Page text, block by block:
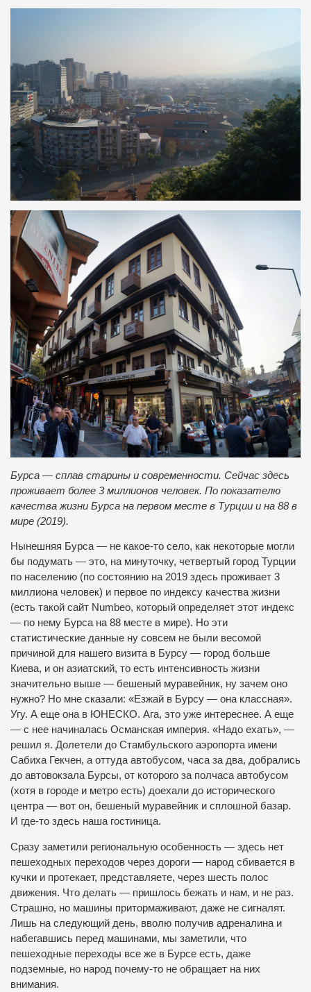
Бурса — сплав старины и современности. Сейчас здесь
проживает более 3 миллионов человек. По показателю
качества жизни Бурса на первом месте в Турции и на 88 в
мире (2019).
Нынешняя Бурса — не какое-то село, как некоторые могли
бы подумать — это, на минуточку, четвертый город Турции
по населению (по состоянию на 2019 здесь проживает 3
миллиона человек) и первое по индексу качества жизни
(есть такой сайт Numbeo, который определяет этот индекс
— по нему Бурса на 88 месте в мире). Но эти
статистические данные ну совсем не были весомой
причиной для нашего визита в Бурсу — город больше
Киева, и он азиатский, то есть интенсивность жизни
значительно выше — бешеный муравейник, ну зачем оно
нужно? Но мне сказали: «Езжай в Бурсу — она классная».
Угу. А еще она в ЮНЕСКО. Ага, это уже интереснее. А еще
— с нее начиналась Османская империя. «Надо ехать», —
решил я. Долетели до Стамбульского аэропорта имени
Сабиха Гекчен, а оттуда автобусом, часа за два, добрались
до автовокзала Бурсы, от которого за полчаса автобусом
(хотя в городе и метро есть) доехали до исторического
центра — вот он, бешеный муравейник и сплошной базар.
И где-то здесь наша гостиница.
Сразу заметили региональную особенность — здесь нет
пешеходных переходов через дороги — народ сбивается в
кучки и протекает, представляете, через шесть полос
движения. Что делать — пришлось бежать и нам, и не раз.
Страшно, но машины притормаживают, даже не сигналят.
Лишь на следующий день, вволю получив адреналина и
набегавшись перед машинами, мы заметили, что
пешеходные переходы все же в Бурсе есть, даже
подземные, но народ почему-то не обращает на них
внимания.